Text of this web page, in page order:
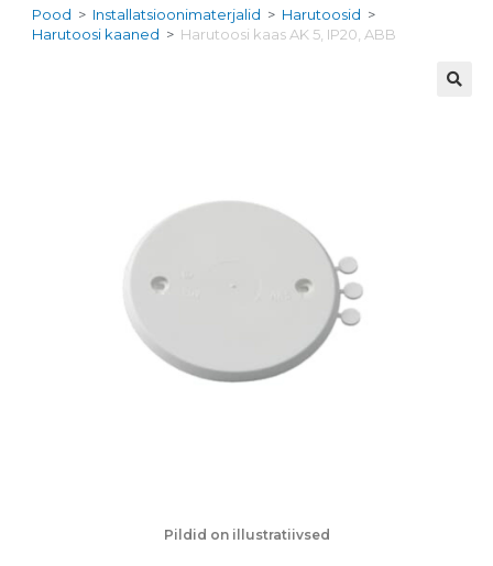
Pood > Installatsioonimaterjalid > Harutoosid >
Harutoosi kaaned > Harutoosi kaas AK 5, IP20, ABB
Pildid on illustratiivsed